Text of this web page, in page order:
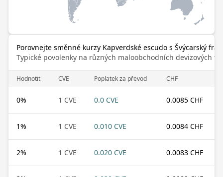
Porovnejte směnné kurzy Kapverdské escudo s Švýcarský
Typické povolenky na různých maloobchodních devizových
Hodnotit CVE Poplatek za převod CHF
0% 1 CVE 0.0 CVE 0.0085 CHF
1% 1 CVE 0.010 CVE 0.0084 CHF
2% 1 CVE 0.020 CVE 0.0083 CHF